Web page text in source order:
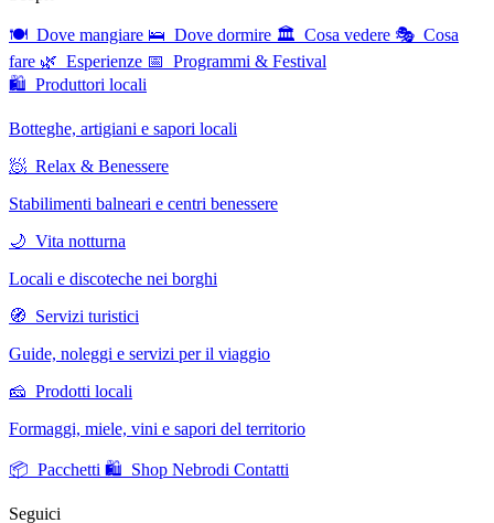
🍽 Dove mangiare 🛌 Dove dormire 🏛 Cosa vedere 🎭 Cosa
fare 🌿 Esperienze 📅 Programmi & Festival
🛍 Produttori locali
Botteghe, artigiani e sapori locali
🧖 Relax & Benessere
Stabilimenti balneari e centri benessere
🌙 Vita notturna
Locali e discoteche nei borghi
🧭 Servizi turistici
Guide, noleggi e servizi per il viaggio
🧀 Prodotti locali
Formaggi, miele, vini e sapori del territorio
📦 Pacchetti 🛍️ Shop Nebrodi Contatti
Seguici